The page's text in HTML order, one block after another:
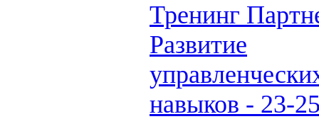
Тренинг
Развитие
навыков - 23-